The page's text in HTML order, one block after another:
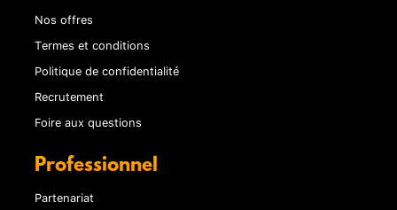
Nos offres
Termes et conditions
Politique de confidentialité
Recrutement
Foire aux questions
Professionnel
Partenariat